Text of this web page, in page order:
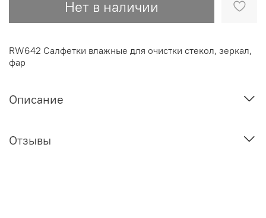
Нет в наличии
RW642 Салфетки влажные для очистки стекол, зеркал,
фар
Описание
Отзывы